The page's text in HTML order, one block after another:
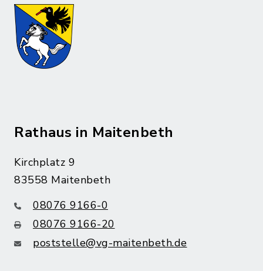
Rathaus in Maitenbeth
Kirchplatz 9
83558 Maitenbeth
08076 9166-0
08076 9166-20
poststelle@vg-maitenbeth.de